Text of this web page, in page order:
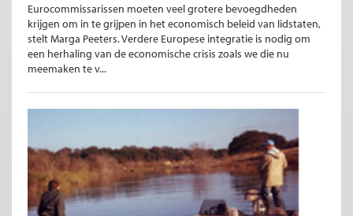
Eurocommissarissen moeten veel grotere bevoegdheden
krijgen om in te grijpen in het economisch beleid van lidstaten,
stelt Marga Peeters. Verdere Europese integratie is nodig om
een herhaling van de economische crisis zoals we die nu
meemaken te v...